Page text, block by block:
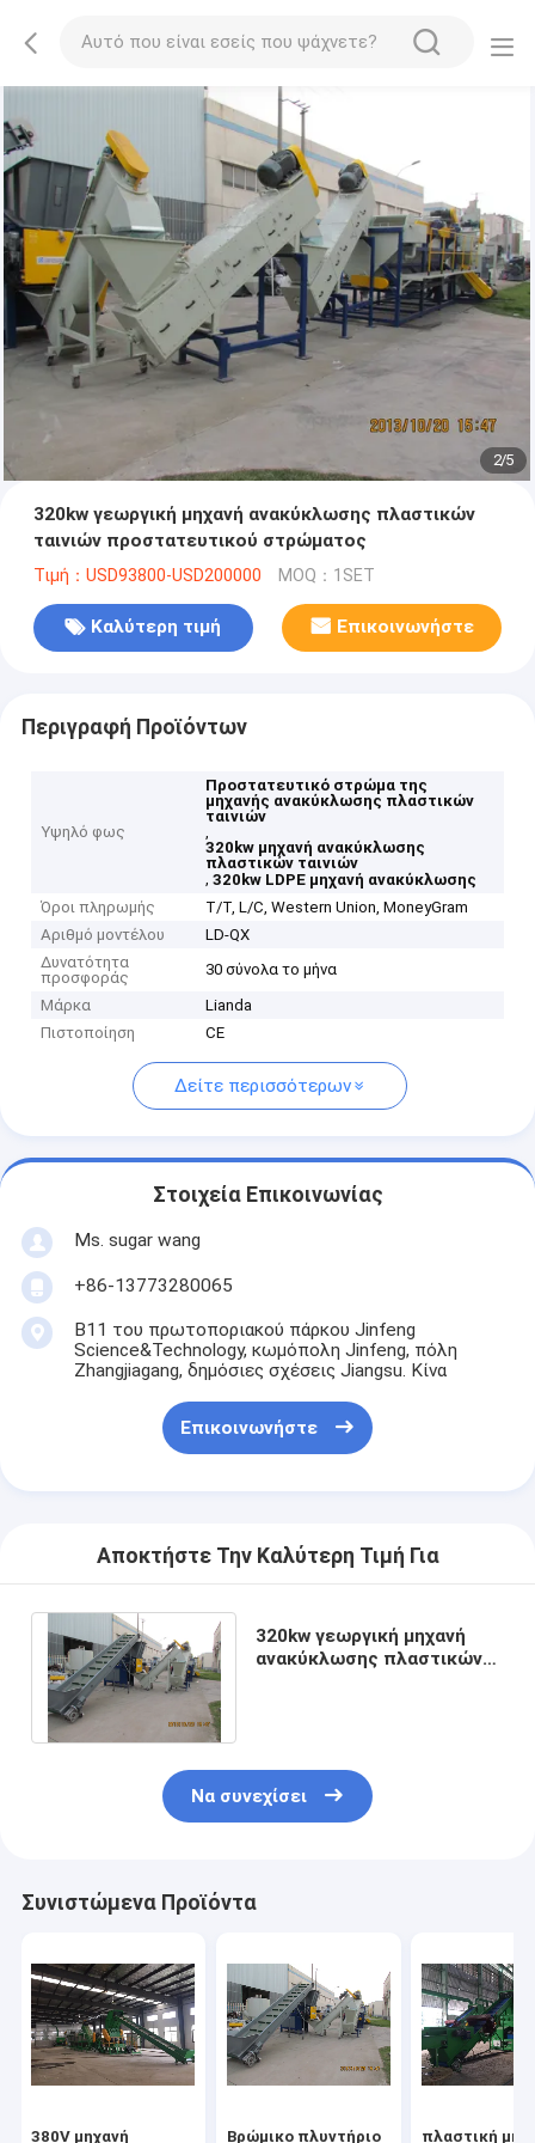
2/5
320kw γεωργική μηχανή ανακύκλωσης πλαστικών
ταινιών προστατευτικού στρώματος
Τιμή：USD93800-USD200000 MOQ：1SET
Καλύτερη τιμή Επικοινωνήστε
Περιγραφή Προϊόντων
Υψηλό φως
Προστατευτικό στρώμα της
μηχανής ανακύκλωσης πλαστικών
ταινιών
,
320kw μηχανή ανακύκλωσης
πλαστικών ταινιών
,320kw LDPE μηχανή ανακύκλωσης
Όροι πληρωμής
T/T, L/C, Western Union, MoneyGram
Αριθμό μοντέλου
LD-QX
Δυνατότητα
προσφοράς
30 σύνολα το μήνα
Μάρκα
Lianda
Πιστοποίηση
CE
Δείτε περισσότερων
Στοιχεία Επικοινωνίας
Ms. sugar wang
+86-13773280065
B11 του πρωτοποριακού πάρκου Jinfeng
Science&Technology, κωμόπολη Jinfeng, πόλη
Zhangjiagang, δημόσιες σχέσεις Jiangsu. Κίνα
Επικοινωνήστε
Αποκτήστε Την Καλύτερη Τιμή Για
320kw γεωργική μηχανή
ανακύκλωσης πλαστικών
Να συνεχίσει
Συνιστώμενα Προϊόντα
380V μηχανή Βρώμικο πλυντήριο πλαστική